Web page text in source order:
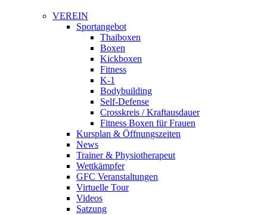
VEREIN
Sportangebot
Thaiboxen
Boxen
Kickboxen
Fitness
K-1
Bodybuilding
Self-Defense
Crosskreis / Kraftausdauer
Fitness Boxen für Frauen
Kursplan & Öffnungszeiten
News
Trainer & Physiotherapeut
Wettkämpfer
GFC Veranstaltungen
Virtuelle Tour
Videos
Satzung